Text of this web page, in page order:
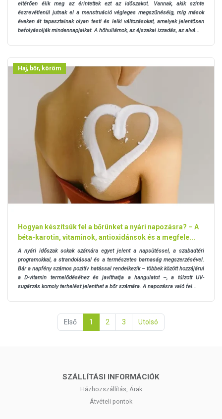
eltérően élik meg az érintettek ezt az időszakot. Vannak, akik szinte
észrevétlenül jutnak el a menstruáció végleges megszűnéséig, míg mások
éveken át tapasztalnak olyan testi és lelki változásokat, amelyek jelentősen
befolyásolják mindennapjaikat. A hőhullámok, az éjszakai izzadás, az alvá...
Haj, bőr, köröm
Hogyan készítsük fel a bőrünket a nyári napozásra? – A
béta-karotin, vitaminok, antioxidánsok és a megfele...
A nyári időszak sokak számára egyet jelent a napsütéssel, a szabadtéri
programokkal, a strandolással és a természetes barnaság megszerzésével.
Bár a napfény számos pozitív hatással rendelkezik – többek között hozzájárul
a D-vitamin termelődéséhez és javíthatja a hangulatot –, a túlzott UV-
sugárzás komoly terhelést jelenthet a bőr számára. A napozásra való fel...
Első 1 2 3 Utolsó
SZÁLLÍTÁSI INFORMÁCIÓK
Házhozszállítás, Árak
Átvételi pontok